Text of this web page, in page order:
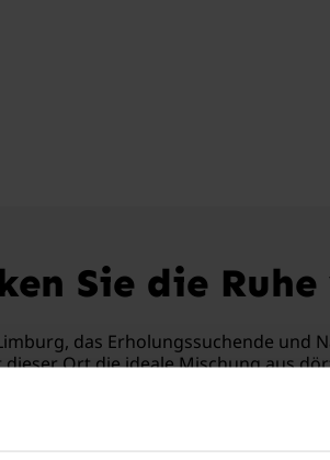
Sie die
das Erholungssuchende und
Ort die ideale Mischung aus
Ferienhäuser und lassen Sie den